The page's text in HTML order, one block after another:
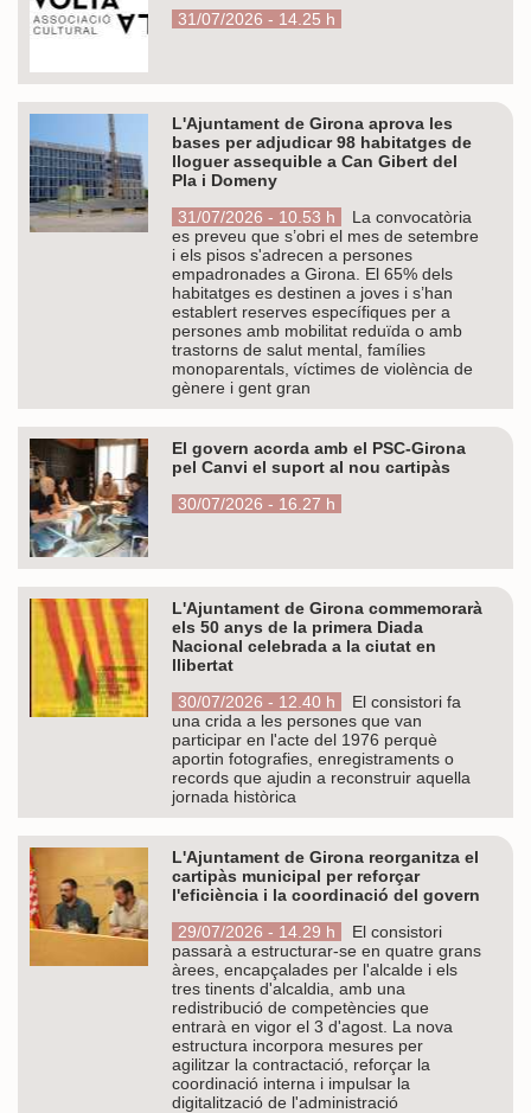
31/07/2026 - 14.25 h
L'Ajuntament de Girona aprova les
bases per adjudicar 98 habitatges de
lloguer assequible a Can Gibert del
Pla i Domeny
31/07/2026 - 10.53 h
La convocatòria
es preveu que s’obri el mes de setembre
i els pisos s'adrecen a persones
empadronades a Girona. El 65% dels
habitatges es destinen a joves i s’han
establert reserves específiques per a
persones amb mobilitat reduïda o amb
trastorns de salut mental, famílies
monoparentals, víctimes de violència de
gènere i gent gran
El govern acorda amb el PSC-Girona
pel Canvi el suport al nou cartipàs
30/07/2026 - 16.27 h
L'Ajuntament de Girona commemorarà
els 50 anys de la primera Diada
Nacional celebrada a la ciutat en
llibertat
30/07/2026 - 12.40 h
El consistori fa
una crida a les persones que van
participar en l'acte del 1976 perquè
aportin fotografies, enregistraments o
records que ajudin a reconstruir aquella
jornada històrica
L'Ajuntament de Girona reorganitza el
cartipàs municipal per reforçar
l'eficiència i la coordinació del govern
29/07/2026 - 14.29 h
El consistori
passarà a estructurar-se en quatre grans
àrees, encapçalades per l'alcalde i els
tres tinents d'alcaldia, amb una
redistribució de competències que
entrarà en vigor el 3 d'agost. La nova
estructura incorpora mesures per
agilitzar la contractació, reforçar la
coordinació interna i impulsar la
digitalització de l'administració